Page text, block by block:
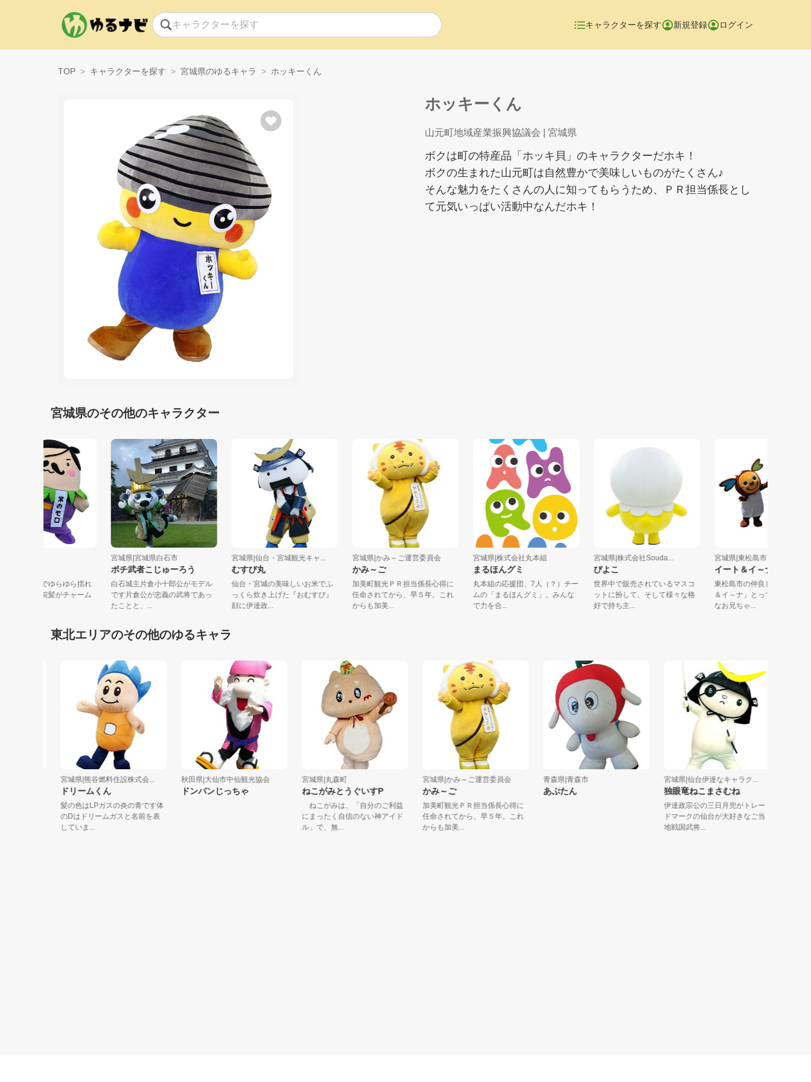
キャラクターを探す 新規登録 ログイン
TOP キャラクターを探す 宮城県のゆるキャラ ホッキーくん
ホッキーくん
山元町地域産業振興協議会 | 宮城県
ボクは町の特産品「ホッキ貝」のキャラクターだホキ！
ボクの生まれた山元町は自然豊かで美味しいものがたくさん♪
そんな魅力をたくさんの人に知ってもらうため、ＰＲ担当係長とし
て元気いっぱい活動中なんだホキ！
宮城県のその他のキャラクター
立派な髭が自慢でゆらゆら揺れ
るちょんまげと前髪がチャーム
宮城県|宮城県白石市
ポチ武者こじゅーろう
白石城主片倉小十郎公がモデル
です片倉公が忠義の武将であっ
たことと、...
宮城県|仙台・宮城観光キャ...
むすび丸
仙台・宮城の美味しいお米でふ
っくら炊き上げた『おむすび』
顔に伊達政...
宮城県|かみ～ご運営委員会
かみ～ご
加美町観光ＰＲ担当係長心得に
任命されてから、早５年。これ
からも加美...
宮城県|株式会社丸本組
まるほんグミ
丸本組の応援団、7人（？）チー
ムの「まるほんグミ」。みんな
で力を合...
宮城県|株式会社Souda...
ぴよこ
世界中で販売されているマスコ
ットに扮して、そして様々な格
好で持ち主...
宮城県|東松島市
イート＆イ～ナ
東松島市の仲良し兄妹「
＆イ～ナ」とっても食い
なお兄ちゃ...
東北エリアのその他のゆるキャラ
宮城県|熊谷燃料住設株式会...
ドリームくん
髪の色はLPガスの炎の青です体
のDはドリームガスと名前を表
していま...
秋田県|大仙市中仙観光協会
ドンパンじっちゃ
宮城県|丸森町
ねこがみとうぐいすP
ねこがみは、「自分のご利益
にまったく自信のない神アイド
ル」で、無...
宮城県|かみ～ご運営委員会
かみ～ご
加美町観光ＰＲ担当係長心得に
任命されてから、早５年。これ
からも加美...
青森県|青森市
あぷたん
宮城県|仙台伊達なキャラク...
独眼竜ねこまさむね
伊達政宗公の三日月兜がトレー
ドマークの仙台が大好きなご当
地戦国武将...